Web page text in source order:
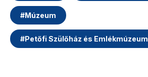
#Múzeum
#Petőfi Szülőház és Emlékmúzeum